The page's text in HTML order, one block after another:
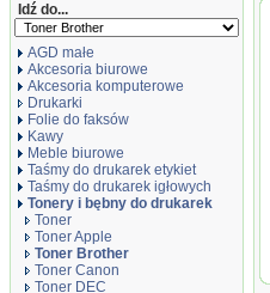
Idź do...
AGD małe
Akcesoria biurowe
Akcesoria komputerowe
Drukarki
Folie do faksów
Kawy
Meble biurowe
Taśmy do drukarek etykiet
Taśmy do drukarek igłowych
Tonery i bębny do drukarek
Toner
Toner Apple
Toner Brother
Toner Canon
Toner DEC